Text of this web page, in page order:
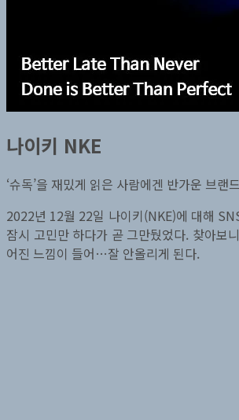
나이키 NKE
‘슈독’을 재밌게 읽은 사람에겐 반가운 브랜드
2022년 12월 22일 나이키(NKE)에 대해
잠시 고민만 하다가 곧 그만뒀었다. 찾아보
어진 느낌이 들어…잘 안올리게 된다.